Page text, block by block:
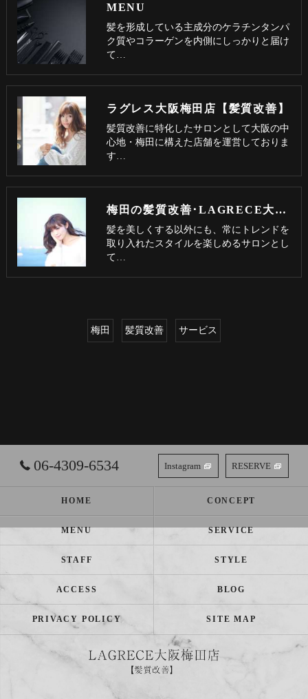
MENU
髪を形成している主成分のケラチンタンパ
ク質やコラーゲンを内側にしっかりと届け
て…
ラグレス大阪梅田店【髪質改善】
髪質改善に特化したサロンとして大阪の中
心地・梅田に構えた店舗を運営しておりま
す…
梅田の髪質改善･LAGRECE大阪梅田店【髪質改善】の評判
髪を美しくする以外にも、常にトレンドを
取り入れたスタイルを楽しめるサロンとし
て…
梅田 髪質改善 サービス
06-4309-6534 Instagram RESERVE
HOME CONCEPT
MENU SERVICE
STAFF STYLE
ACCESS BLOG
PRIVACY POLICY SITE MAP